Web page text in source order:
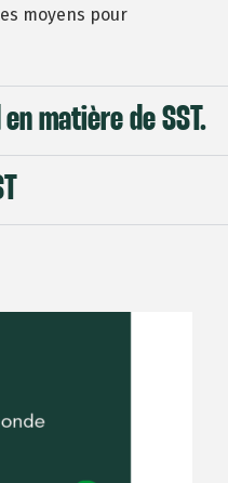
moyens pour
matière de SST.